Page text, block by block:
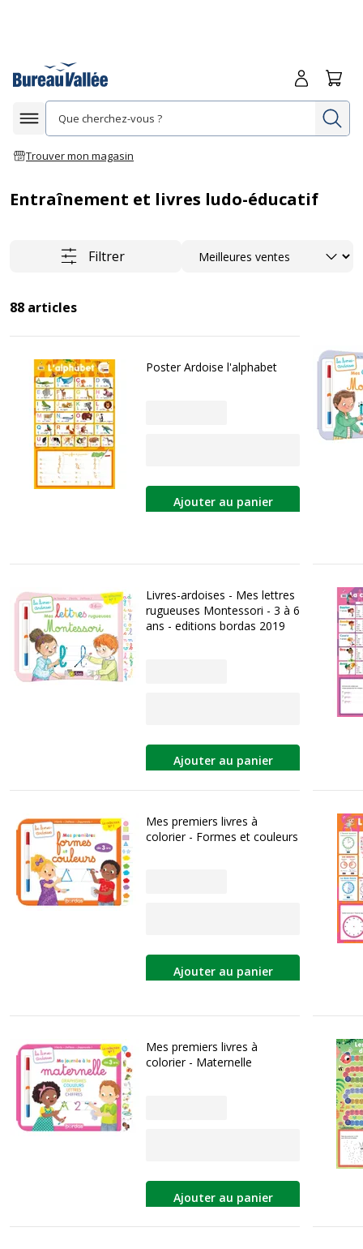
Afficher la navigation
Trouver mon magasin
Me
Entraînement et livres ludo-éducatif
Filtrer Trier
88 articles
Poster Ardoise l'alphabet
Ajouter au panier
Livres-ardoises - Mes lettres
rugueuses Montessori - 3 à 6
ans - editions bordas 2019
Ajouter au panier
Mes premiers livres à
colorier - Formes et couleurs
Ajouter au panier
Mes premiers livres à
colorier - Maternelle
Ajouter au panier